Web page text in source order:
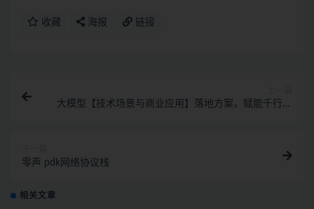
收藏 海报 链接
大模型【技术场景与商业应用】落地方案，赋能千行百
零声 pdk网络协议栈
相关文章